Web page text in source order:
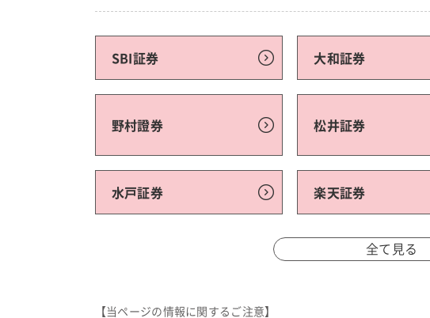
SBI証券 大和証券
野村證券 松井証券
水戸証券 楽天証券
全て見る
【当ページの情報に関するご注意】